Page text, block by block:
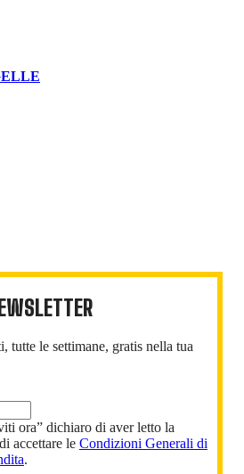
tutte le settimane, gratis nella tua
ora” dichiaro di aver letto la
accettare le Condizioni Generali di
.